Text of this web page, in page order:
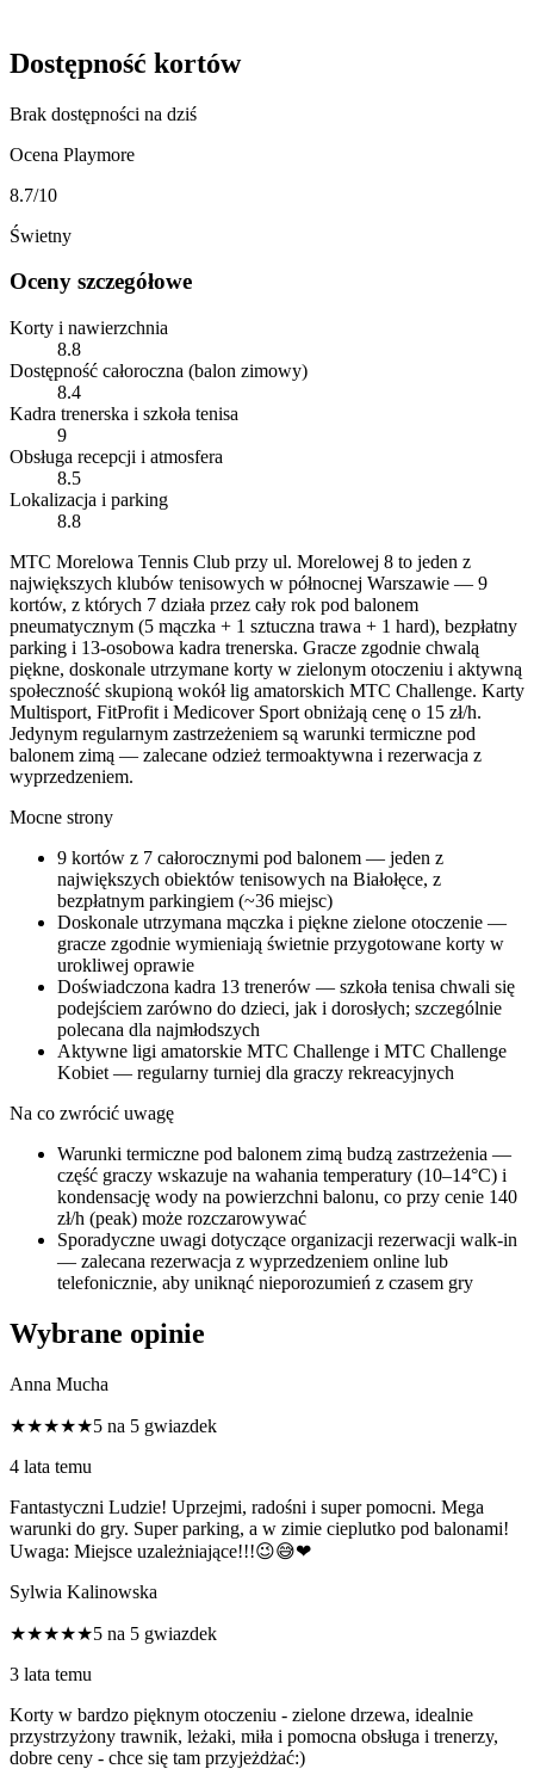
Dostępność kortów
Brak dostępności na dziś
Ocena Playmore
8.7/10
Świetny
Oceny szczegółowe
Korty i nawierzchnia
8.8
Dostępność całoroczna (balon zimowy)
8.4
Kadra trenerska i szkoła tenisa
9
Obsługa recepcji i atmosfera
8.5
Lokalizacja i parking
8.8
MTC Morelowa Tennis Club przy ul. Morelowej 8 to jeden z
największych klubów tenisowych w północnej Warszawie — 9
kortów, z których 7 działa przez cały rok pod balonem
pneumatycznym (5 mączka + 1 sztuczna trawa + 1 hard), bezpłatny
parking i 13-osobowa kadra trenerska. Gracze zgodnie chwalą
piękne, doskonale utrzymane korty w zielonym otoczeniu i aktywną
społeczność skupioną wokół lig amatorskich MTC Challenge. Karty
Multisport, FitProfit i Medicover Sport obniżają cenę o 15 zł/h.
Jedynym regularnym zastrzeżeniem są warunki termiczne pod
balonem zimą — zalecane odzież termoaktywna i rezerwacja z
wyprzedzeniem.
Mocne strony
9 kortów z 7 całorocznymi pod balonem — jeden z
największych obiektów tenisowych na Białołęce, z
bezpłatnym parkingiem (~36 miejsc)
Doskonale utrzymana mączka i piękne zielone otoczenie —
gracze zgodnie wymieniają świetnie przygotowane korty w
urokliwej oprawie
Doświadczona kadra 13 trenerów — szkoła tenisa chwali się
podejściem zarówno do dzieci, jak i dorosłych; szczególnie
polecana dla najmłodszych
Aktywne ligi amatorskie MTC Challenge i MTC Challenge
Kobiet — regularny turniej dla graczy rekreacyjnych
Na co zwrócić uwagę
Warunki termiczne pod balonem zimą budzą zastrzeżenia —
część graczy wskazuje na wahania temperatury (10–14°C) i
kondensację wody na powierzchni balonu, co przy cenie 140
zł/h (peak) może rozczarowywać
Sporadyczne uwagi dotyczące organizacji rezerwacji walk-in
— zalecana rezerwacja z wyprzedzeniem online lub
telefonicznie, aby uniknąć nieporozumień z czasem gry
Wybrane opinie
Anna Mucha
★★★★★5 na 5 gwiazdek
4 lata temu
Fantastyczni Ludzie! Uprzejmi, radośni i super pomocni. Mega
warunki do gry. Super parking, a w zimie cieplutko pod balonami!
Uwaga: Miejsce uzależniające!!!😉😅❤
Sylwia Kalinowska
★★★★★5 na 5 gwiazdek
3 lata temu
Korty w bardzo pięknym otoczeniu - zielone drzewa, idealnie
przystrzyżony trawnik, leżaki, miła i pomocna obsługa i trenerzy,
dobre ceny - chce się tam przyjeżdżać:)